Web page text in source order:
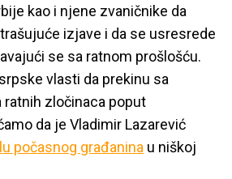
kao i njene zvaničnike da
izjave i da se usresrede
se sa ratnom prošlošću.
vlasti da prekinu sa
zločinaca poput
da je Vladimir Lazarević
počasnog građanina u niškoj